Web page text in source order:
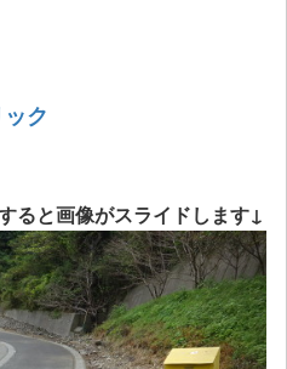
ク
ると画像がスライドします↓
Next